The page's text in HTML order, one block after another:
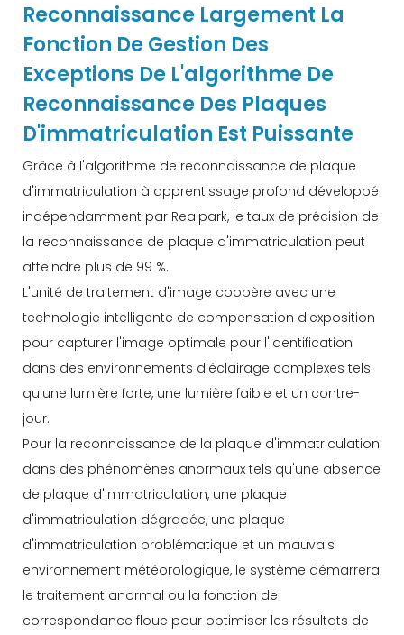
Reconnaissance Largement La
Fonction De Gestion Des
Exceptions De L'algorithme De
Reconnaissance Des Plaques
D'immatriculation Est Puissante
Grâce à l'algorithme de reconnaissance de plaque
d'immatriculation à apprentissage profond développé
indépendamment par Realpark, le taux de précision de
la reconnaissance de plaque d'immatriculation peut
atteindre plus de 99 %.
L'unité de traitement d'image coopère avec une
technologie intelligente de compensation d'exposition
pour capturer l'image optimale pour l'identification
dans des environnements d'éclairage complexes tels
qu'une lumière forte, une lumière faible et un contre-
jour.
Pour la reconnaissance de la plaque d'immatriculation
dans des phénomènes anormaux tels qu'une absence
de plaque d'immatriculation, une plaque
d'immatriculation dégradée, une plaque
d'immatriculation problématique et un mauvais
environnement météorologique, le système démarrera
le traitement anormal ou la fonction de
correspondance floue pour optimiser les résultats de